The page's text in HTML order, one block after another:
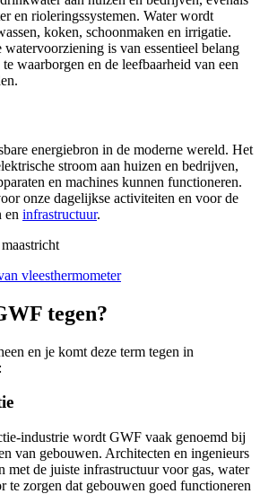
en rioleringssystemen. Water wordt
koken, schoonmaken en irrigatie.
watervoorziening is van essentieel belang
waarborgen en de leefbaarheid van een
energiebron in de moderne wereld. Het
stroom aan huizen en bedrijven,
en machines kunnen functioneren.
onze dagelijkse activiteiten en voor de
en infrastructuur.
vleesthermometer
tegen?
en je komt deze term tegen in
industrie wordt GWF vaak genoemd bij
van gebouwen. Architecten en ingenieurs
met de juiste infrastructuur voor gas, water
te zorgen dat gebouwen goed functioneren